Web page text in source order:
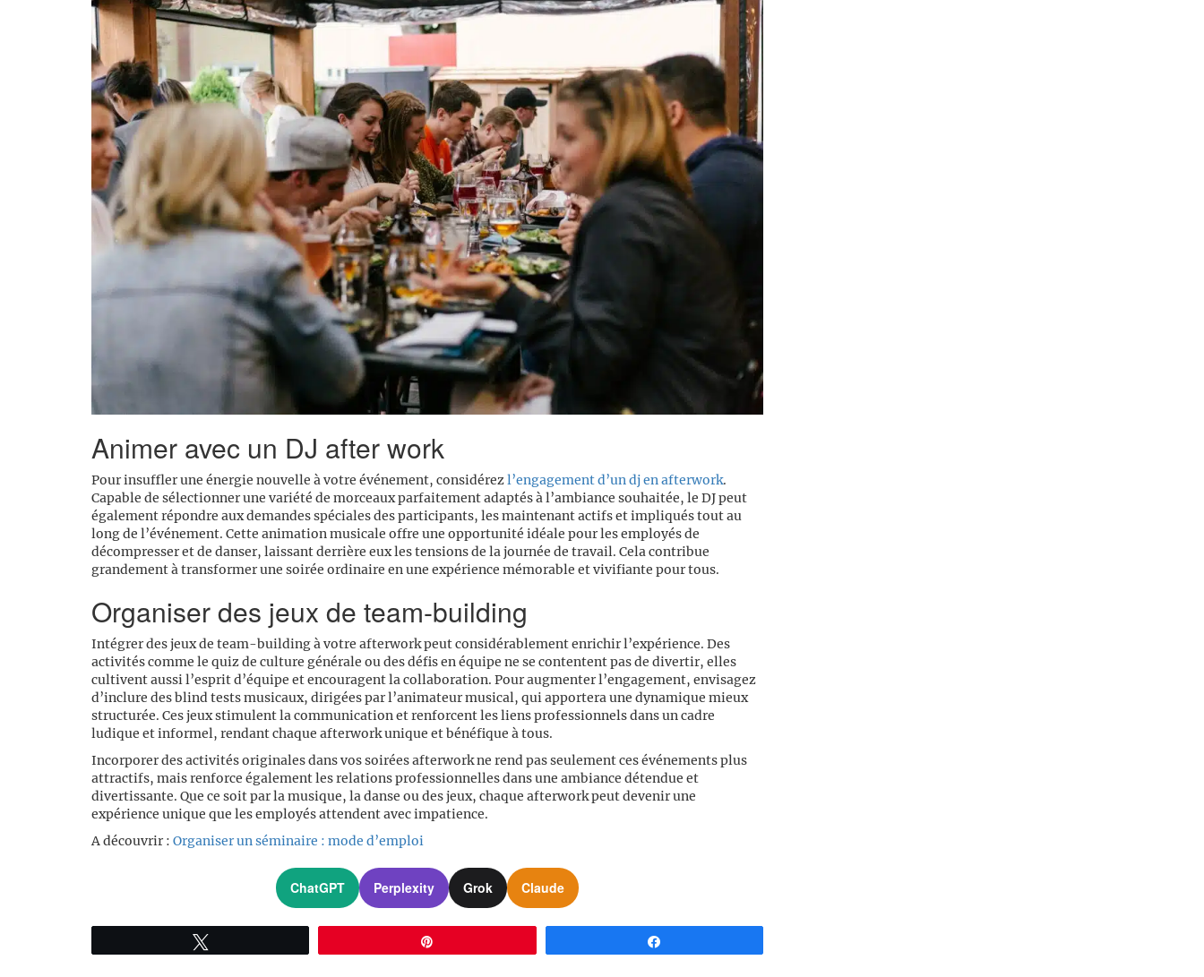
Animer avec un DJ after work
Pour insuffler une énergie nouvelle à votre événement, considérezl’engagement d’un dj en afterwork.
Capable de sélectionner une variété de morceaux parfaitement adaptés à l’ambiance souhaitée, le DJ peut
également répondre aux demandes spéciales des participants, les maintenant actifs et impliqués tout au
long de l’événement. Cette animation musicale offre une opportunité idéale pour les employés de
décompresser et de danser, laissant derrière eux les tensions de la journée de travail. Cela contribue
grandement à transformer une soirée ordinaire en une expérience mémorable et vivifiante pour tous.
Organiser des jeux de team-building
Intégrer des jeux de team-building à votre afterwork peut considérablement enrichir l’expérience. Des
activités comme le quiz de culture générale ou des défis en équipe ne se contentent pas de divertir, elles
cultivent aussi l’esprit d’équipe et encouragent la collaboration. Pour augmenter l’engagement, envisagez
d’inclure des blind tests musicaux, dirigées par l’animateur musical, qui apportera une dynamique mieux
structurée. Ces jeux stimulent la communication et renforcent les liens professionnels dans un cadre
ludique et informel, rendant chaque afterwork unique et bénéfique à tous.
Incorporer des activités originales dans vos soirées afterwork ne rend pas seulement ces événements plus
attractifs, mais renforce également les relations professionnelles dans une ambiance détendue et
divertissante. Que ce soit par la musique, la danse ou des jeux, chaque afterwork peut devenir une
expérience unique que les employés attendent avec impatience.
A découvrir : Organiser un séminaire : mode d’emploi
ChatGPT Perplexity Grok Claude